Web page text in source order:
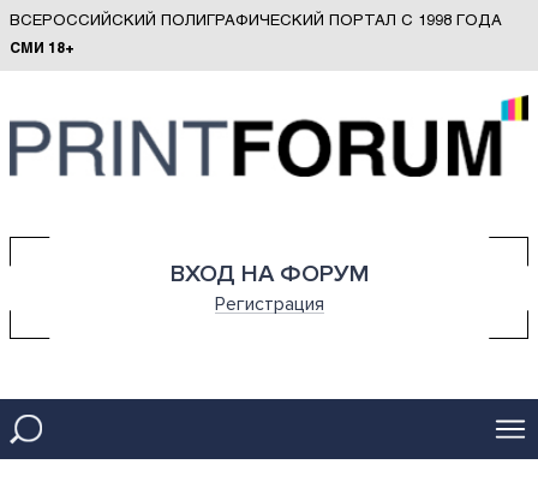
ВСЕРОССИЙСКИЙ ПОЛИГРАФИЧЕСКИЙ ПОРТАЛ С 1998 ГОДА
СМИ 18+
ВХОД НА ФОРУМ
Регистрация